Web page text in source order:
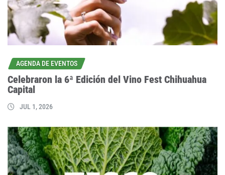
AGENDA DE EVENTOS
Celebraron la 6ª Edición del Vino Fest Chihuahua
Capital
JUL 1, 2026